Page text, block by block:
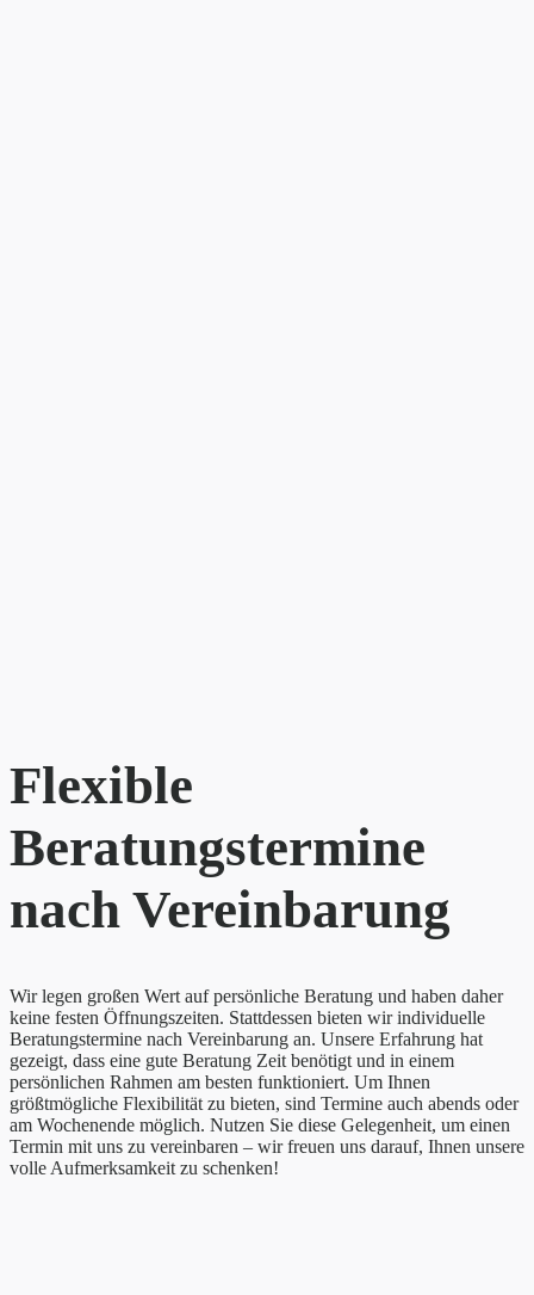
Flexible
Beratungstermine
nach Vereinbarung
Wir legen großen Wert auf persönliche Beratung und haben daher
keine festen Öffnungszeiten. Stattdessen bieten wir individuelle
Beratungstermine nach Vereinbarung an. Unsere Erfahrung hat
gezeigt, dass eine gute Beratung Zeit benötigt und in einem
persönlichen Rahmen am besten funktioniert. Um Ihnen
größtmögliche Flexibilität zu bieten, sind Termine auch abends oder
am Wochenende möglich. Nutzen Sie diese Gelegenheit, um einen
Termin mit uns zu vereinbaren – wir freuen uns darauf, Ihnen unsere
volle Aufmerksamkeit zu schenken!